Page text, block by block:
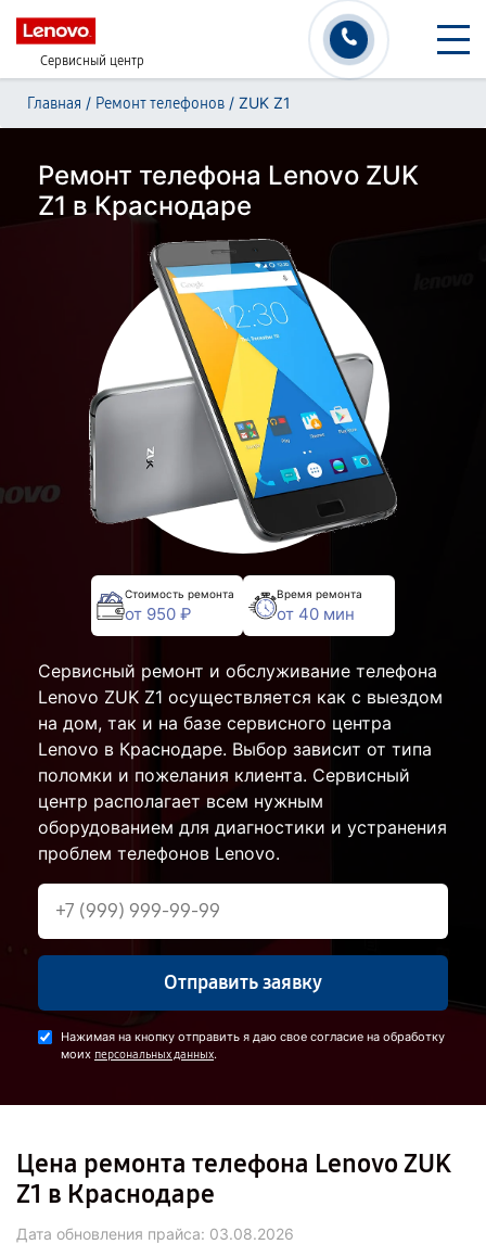
Сервисный центр
Главная / Ремонт телефонов / ZUK Z1
Ремонт телефона Lenovo ZUK
Z1 в Краснодаре
Стоимость ремонта
от 950 ₽
Время ремонта
от 40 мин
Сервисный ремонт и обслуживание телефона
Lenovo ZUK Z1 осуществляется как с выездом
на дом, так и на базе сервисного центра
Lenovo в Краснодаре. Выбор зависит от типа
поломки и пожелания клиента. Сервисный
центр располагает всем нужным
оборудованием для диагностики и устранения
проблем телефонов Lenovo.
Отправить заявку
Нажимая на кнопку отправить я даю свое согласие на обработку
моих персональных данных.
Цена ремонта телефона Lenovo ZUK
Z1 в Краснодаре
Дата обновления прайса: 03.08.2026